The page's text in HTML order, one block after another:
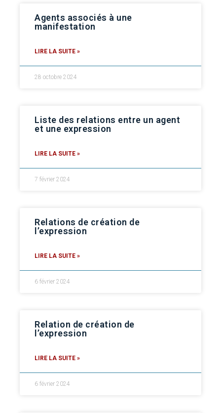
Agents associés à une
manifestation
LIRE LA SUITE »
28 octobre 2024
Liste des relations entre un agent
et une expression
LIRE LA SUITE »
7 février 2024
Relations de création de
l’expression
LIRE LA SUITE »
6 février 2024
Relation de création de
l’expression
LIRE LA SUITE »
6 février 2024